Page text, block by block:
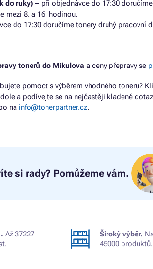
do ruky) – při objednávce do 17:30
mezi 8. a 16. hodinou.
do 17:30 doručíme tonery druhý pracovní
tonerů do Mikulova a ceny přepravy se
pomoct s výběrem vhodného toneru?
a podívejte se na nejčastěji kladené
na info@tonerpartner.cz.
si rady? Pomůžeme vám.
Až 37227
Široký výběr.
45000 produktů.